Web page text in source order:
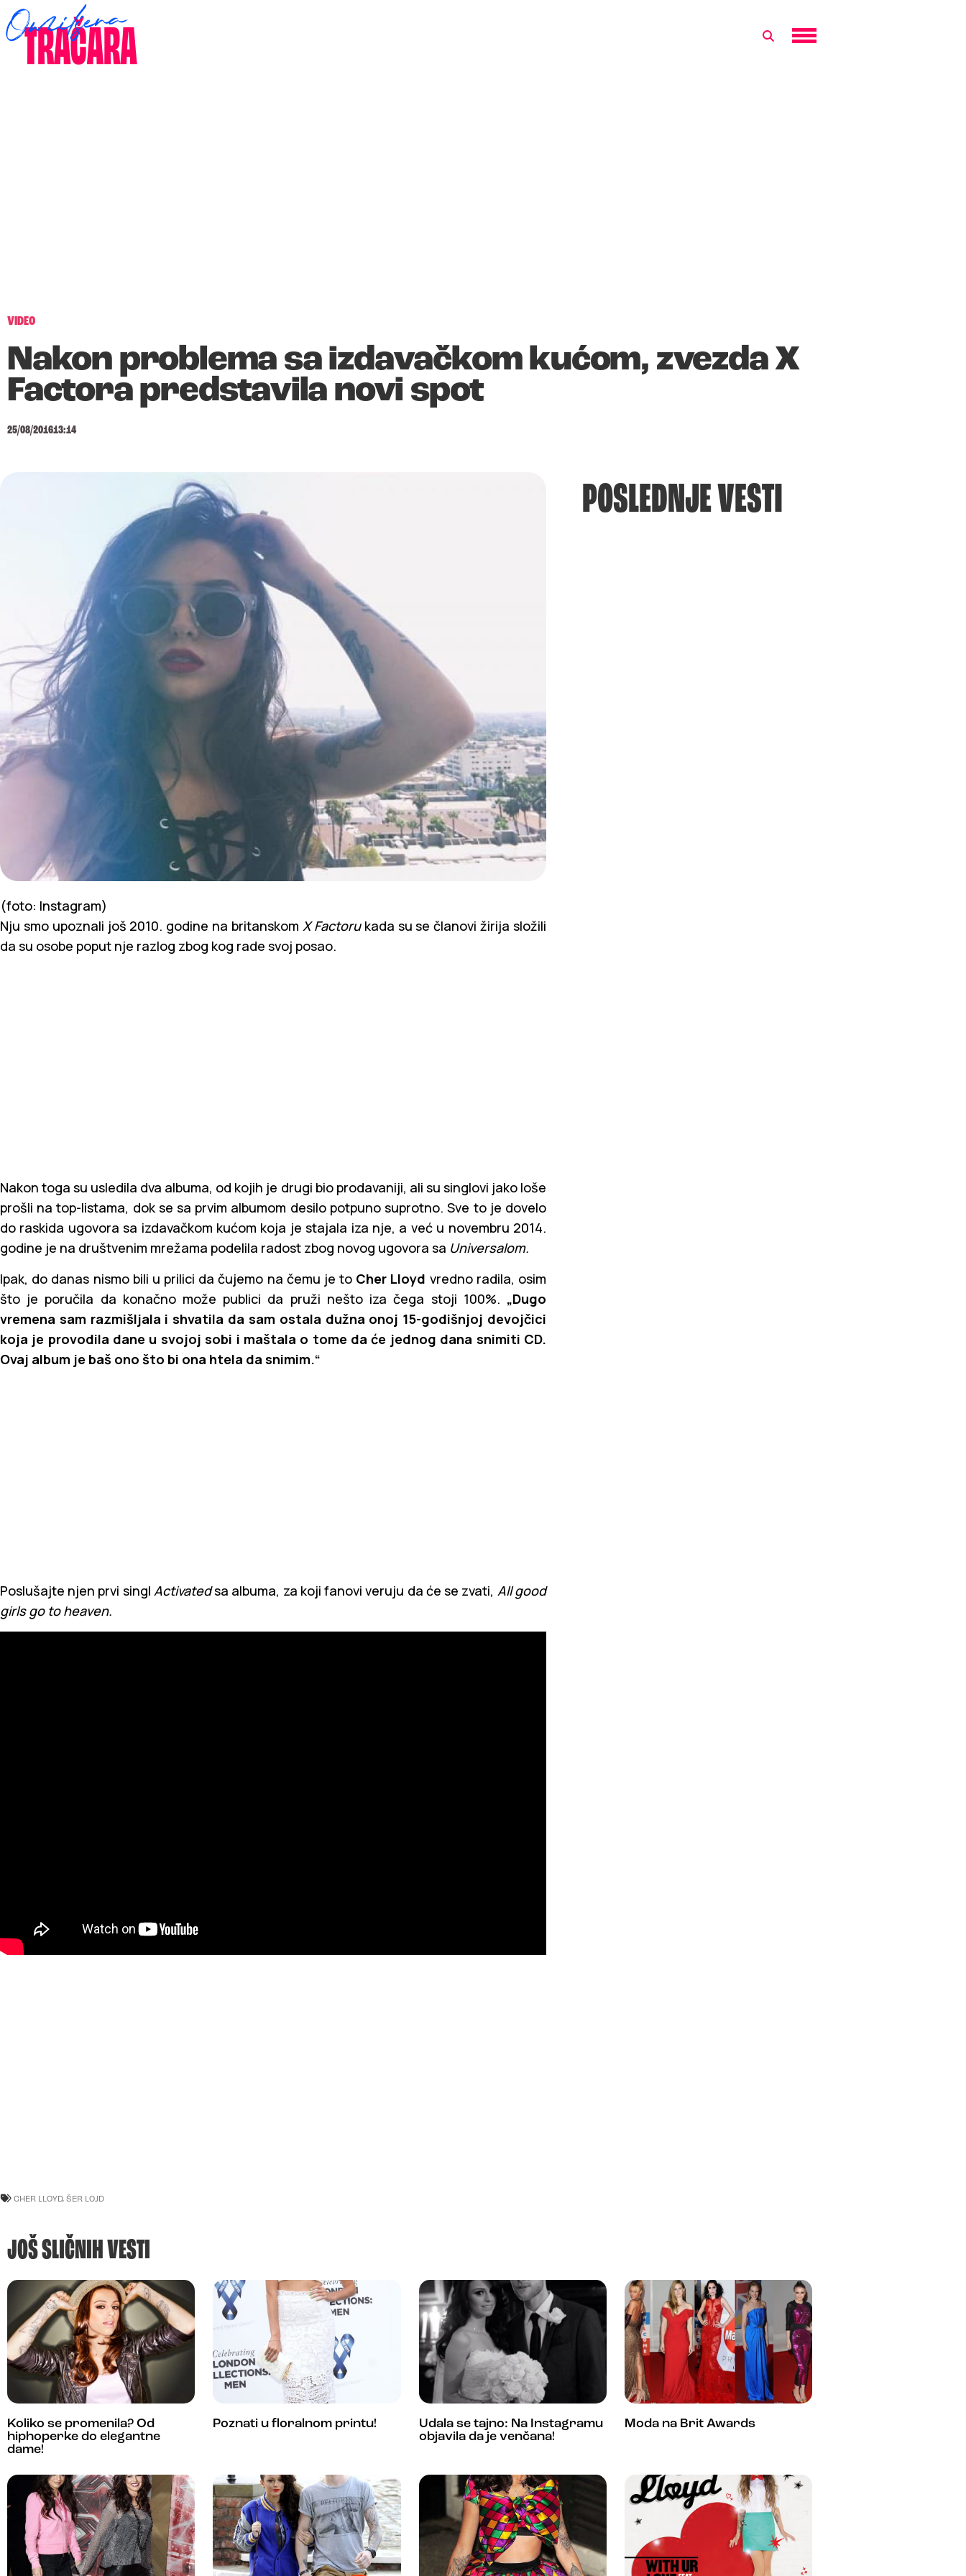
VIDEO
Nakon problema sa izdavačkom kućom, zvezda X
Factora predstavila novi spot
25/08/201613:14
(foto: Instagram)
Nju smo upoznali još 2010. godine na britanskom X Factorukada su se članovi žirija složili
da su osobe poput nje razlog zbog kog rade svoj posao.
Nakon toga su usledila dva albuma, od kojih je drugi bio prodavaniji, ali su singlovi jako loše
prošli na top-listama, dok se sa prvim albumom desilo potpuno suprotno. Sve to je dovelo
do raskida ugovora sa izdavačkom kućom koja je stajala iza nje, a već u novembru 2014.
godine je na društvenim mrežama podelila radost zbog novog ugovora sa Universalom.
Ipak, do danas nismo bili u prilici da čujemo na čemu je to Cher Lloyd vredno radila, osim
što je poručila da konačno može publici da pruži nešto iza čega stoji 100%. „Dugo
vremena sam razmišljala i shvatila da sam ostala dužna onoj 15-godišnjoj devojčici
koja je provodila dane u svojoj sobi i maštala o tome da će jednog dana snimiti CD.
Ovaj album je baš ono što bi ona htela da snimim.“
Poslušajte njen prvi singl Activatedsa albuma, za koji fanovi veruju da će se zvati, All good
girls go to heaven.
CHER LLOYD, ŠER LOJD
POSLEDNJE VESTI
JOŠ SLIČNIH VESTI
Koliko se promenila? Od
hiphoperke do elegantne
dame!
Poznati u floralnom printu!
Udala se tajno: Na Instagramu
objavila da je venčana!
Moda na Brit Awards